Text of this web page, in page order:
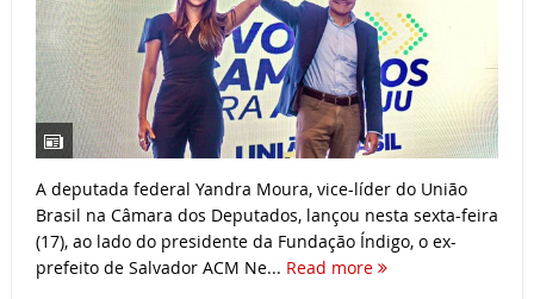
A deputada federal Yandra Moura, vice-líder do União
Brasil na Câmara dos Deputados, lançou nesta sexta-feira
(17), ao lado do presidente da Fundação Índigo, o ex-
prefeito de Salvador ACM Ne... Read more